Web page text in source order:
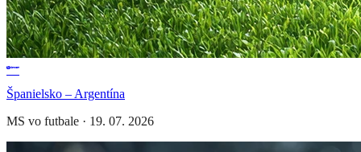
Španielsko – Argentína
MS vo futbale · 19. 07. 2026